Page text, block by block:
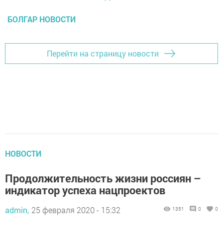
БОЛГАР НОВОСТИ
Перейти на страницу новости
НОВОСТИ
Продолжительность жизни россиян –
индикатор успеха нацпроектов
admin, 25 февраля 2020 - 15:32 1351 0 0